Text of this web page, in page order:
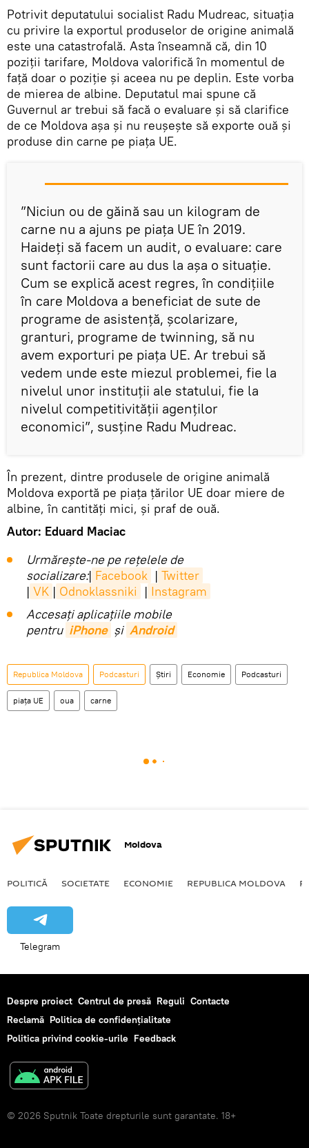
Potrivit deputatului socialist Radu Mudreac, situația
cu privire la exportul produselor de origine animală
este una catastrofală. Asta înseamnă că, din 10
poziții tarifare, Moldova valorifică în momentul de
față doar o poziție și aceea nu pe deplin. Este vorba
de mierea de albine. Deputatul mai spune că
Guvernul ar trebui să facă o evaluare și să clarifice
de ce Moldova așa și nu reușește să exporte ouă și
produse din carne pe piața UE.
”Niciun ou de găină sau un kilogram de
carne nu a ajuns pe piața UE în 2019.
Haideți să facem un audit, o evaluare: care
sunt factorii care au dus la așa o situație.
Cum se explică acest regres, în condițiile
în care Moldova a beneficiat de sute de
programe de asistență, școlarizare,
granturi, programe de twinning, să nu
avem exporturi pe piața UE. Ar trebui să
vedem unde este miezul problemei, fie la
nivelul unor instituții ale statului, fie la
nivelul competitivității agenților
economici”, susține Radu Mudreac.
În prezent, dintre produsele de origine animală
Moldova exportă pe piața țărilor UE doar miere de
albine, în cantități mici, și praf de ouă.
Autor: Eduard Maciac
Urmărește-ne pe rețelele de
socializare:| Facebook | Twitter
| VK | Odnoklassniki | Instagram
Accesaţi aplicaţiile mobile
pentru iPhone și Android
Republica Moldova Podcasturi Știri Economie Podcasturi
piața UE oua carne
Moldova
POLITICĂ SOCIETATE ECONOMIE REPUBLICA MOLDOVA
Telegram
Despre proiect Centrul de presă Reguli Contacte
Reclamă Politica de confidențialitate
Politica privind cookie-urile Feedback
© 2026 Sputnik Toate drepturile sunt garantate. 18+